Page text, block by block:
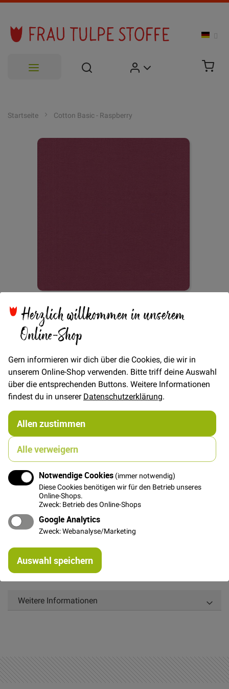
Herzlich willkommen in unserem
Online-Shop
Gern informieren wir dich über die Cookies, die wir in
unserem Online-Shop verwenden. Bitte triff deine Auswahl
über die entsprechenden Buttons. Weitere Informationen
findest du in unsererDatenschutzerklärung.
Allen zustimmen
Alle verweigern
Notwendige Cookies (immer notwendig)
Diese Cookies benötigen wir für den Betrieb unseres
Online-Shops.
Zweck: Betrieb des Online-Shops
Google Analytics
Zweck: Webanalyse/Marketing
Auswahl speichern
Startseite Cotton Basic - Raspberry
Anfang
der
Bildgalerie
springen
Cotton Basic -
Raspberry
VerfügbarkeitAuf Lager
10,00 €
In den Warenkorb
Details
Die Cotton Basic Stoffe sind schlichte günstige Uni
Baumwollstoffe. Bitte mit ähnlichen Farben
vorwaschen, denn Uni Stoffe könnten ausfärben...
Weitere Informationen